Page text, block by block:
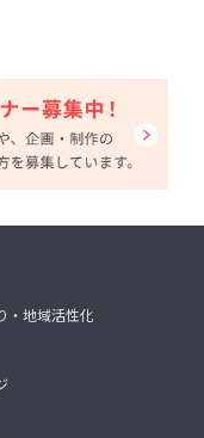
・地域活性化